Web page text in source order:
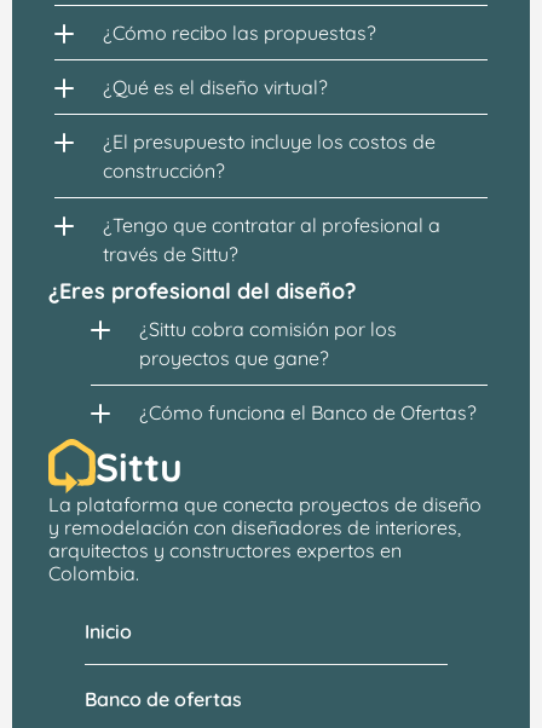
¿Cómo recibo las propuestas?
¿Qué es el diseño virtual?
¿El presupuesto incluye los costos de
construcción?
¿Tengo que contratar al profesional a
través de Sittu?
¿Eres profesional del diseño?
¿Sittu cobra comisión por los
proyectos que gane?
¿Cómo funciona el Banco de Ofertas?
Sittu
La plataforma que conecta proyectos de diseño
y remodelación con diseñadores de interiores,
arquitectos y constructores expertos en
Colombia.
Banco de ofertas
Inicio